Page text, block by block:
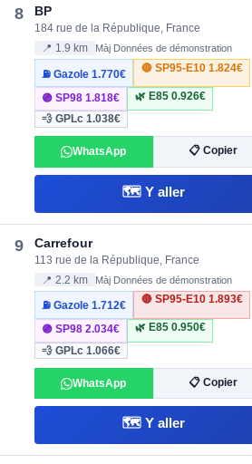
8 BP
184 rue de la République, France
📍 1.9 km Màj Données de démonstration
⛽ Gazole1.770€
🔴 SP95-E10 1.824€
🟣 SP981.818€ 🌿 E85 0.926€
💨 GPLc1.038€
WhatsApp 📋 Copier
🗺️ Y aller
9 Carrefour
113 rue de la République, France
📍 2.2 km Màj Données de démonstration
⛽ Gazole1.712€
🔴 SP95-E10 1.893€
🟣 SP982.034€ 🌿 E85 0.950€
💨 GPLc1.066€
WhatsApp 📋 Copier
🗺️ Y aller